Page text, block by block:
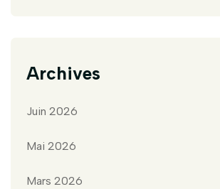
Archives
Juin 2026
Mai 2026
Mars 2026